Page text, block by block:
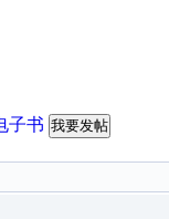
子书 我要发帖